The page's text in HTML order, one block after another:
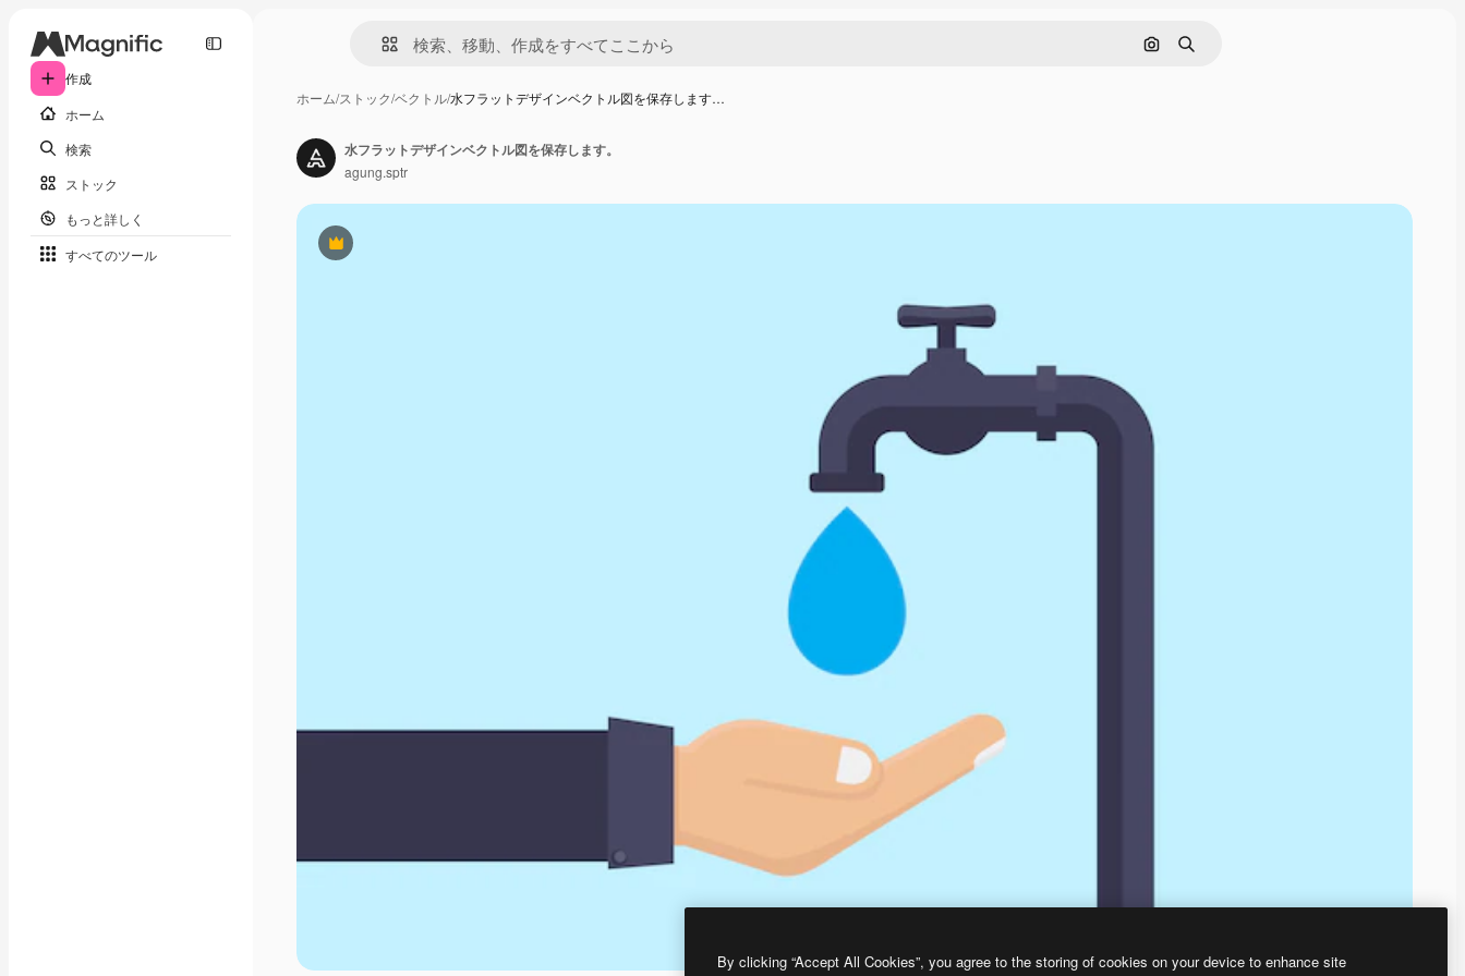
作成
ホーム
検索
ストック
もっと詳しく
すべてのツール
画像で検索
検索
ホーム/ストック/ベクトル/水フラットデザインベクトル図を保存します…
Premium
水フラットデザインベクトル図を保存します。
agung.sptr
By clicking “Accept All Cookies”, you agree to the storing of cookies on your device to enhance site